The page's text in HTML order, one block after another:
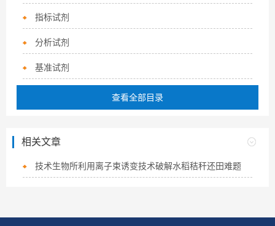
指标试剂
分析试剂
基准试剂
查看全部目录
相关文章
技术生物所利用离子束诱变技术破解水稻秸秆还田难题